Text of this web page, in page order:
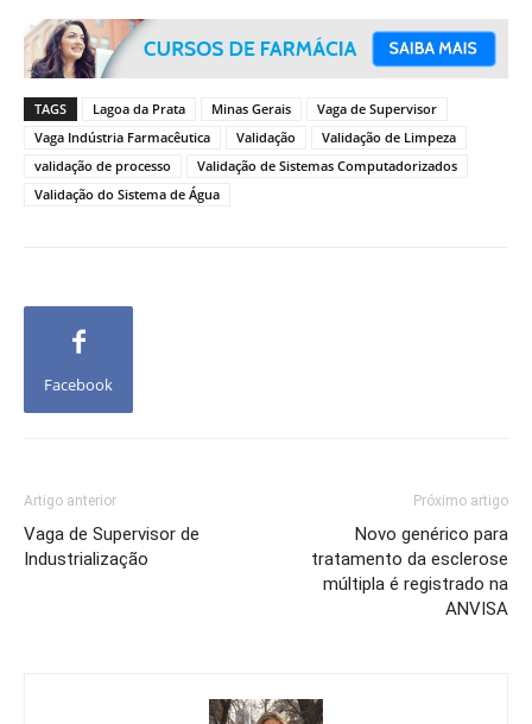
TAGS Lagoa da Prata Minas Gerais
Vaga de Supervisor
Vaga Indústria Farmacêutica
Validação
Validação de Limpeza
validação de processo
Validação de Sistemas Computadorizados
Validação do Sistema de Água
Facebook
Artigo anterior
Vaga de Supervisor de
Industrialização
Próximo artigo
Novo genérico para
tratamento da esclerose
múltipla é registrado na
ANVISA